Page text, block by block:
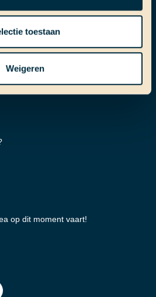
toestaan
Weigeren
op dit moment vaart!